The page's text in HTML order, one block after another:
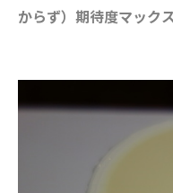
からず）期待度マックス